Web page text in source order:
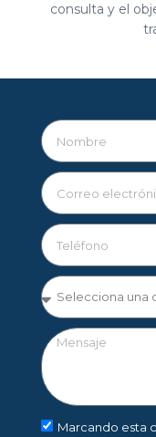
consulta y el
Marcando esta